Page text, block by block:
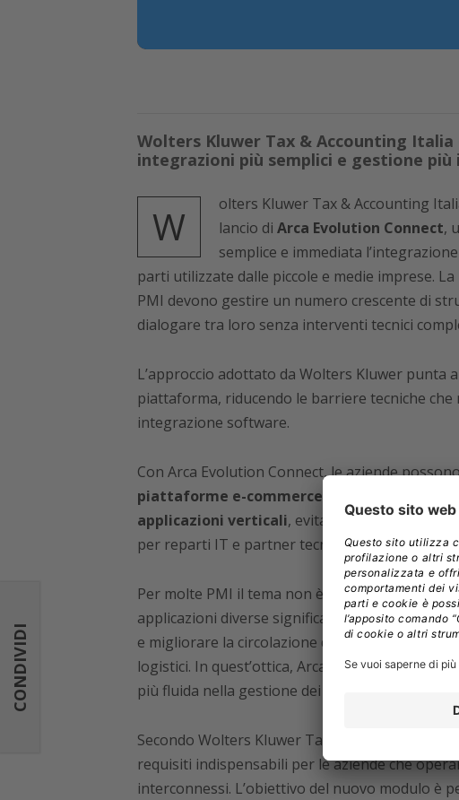
Wolters Kluwer Tax & Accounting
integrazioni più semplici e gestione più
W
olters Kluwer Tax & Accounting
lancio di Arca Evolution Connect,
semplice e immediata
parti utilizzate dalle piccole e medie imprese.
PMI devono gestire un numero crescente di
dialogare tra loro senza interventi tecnici
L’approccio adottato da Wolters Kluwer punta
piattaforma, riducendo le barriere tecniche
integrazione software.
Con Arca Evolution Connect, le aziende
piattaforme e-commerce, marketplace,
applicazioni verticali, evitando lunghe
per reparti IT e partner tecnologici.
Per molte PMI il tema non è soltanto
applicazioni diverse significa infatti
e migliorare la circolazione delle informazioni
logistici. In quest’ottica, Arca Evolution
più fluida nella gestione dei flussi di lavoro e
Secondo Wolters Kluwer Tax & Accounting,
requisiti indispensabili per le aziende che
interconnessi. L’obiettivo del nuovo modulo è
CONDIVIDI